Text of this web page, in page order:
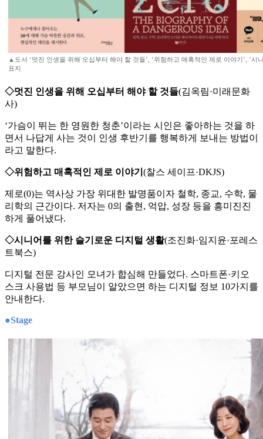
▲도서 ‘멋진 인생을 위해 오십부터 해야 할 것들’, ‘위험하고 매혹적인 제로 이야기’, ‘시
표지
◇멋진 인생을 위해 오십부터 해야 할 것들(김옥림·미래문화
사)
‘가슴이 뛰는 한 영원한 청춘’이라는 시인은 좋아하는 것을 하
면서 나답게 사는 것이 인생 후반기를 행복하게 보내는 방법이
라고 말한다.
◇위험하고 매혹적인 제로 이야기 (찰스 세이프·DKJS)
제로(0)는 역사상 가장 위대한 발명품이자 철학, 종교, 수학, 물
리학의 근간이다. 저자는 0의 출현, 억압, 성장 등을 흥미진진
하게 풀어냈다.
◇시니어를 위한 슬기로운 디지털 생활(조진화·임지윤·포레스
트북스)
디지털 전문 강사인 모녀가 합심해 만들었다. 스마트폰·키오
스크 사용법 등 부모님이 알았으면 하는 디지털 정보 10가지를
안내한다.
●Stage